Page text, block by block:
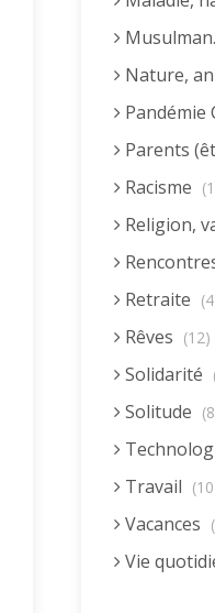
Nature,
Pandémie
Parents
Racisme
Religion,
Retraite
Rêves (12)
Solidarité
Solitude
Travail
Vacances
Vie